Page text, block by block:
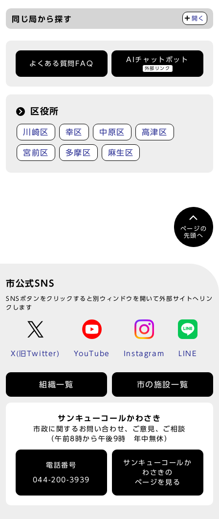
同じ局から探す 開く
よくある質問FAQ
AIチャットボット
外部リンク
区役所
川崎区 幸区 中原区 高津区
宮前区 多摩区 麻生区
ページの
先頭へ
市公式SNS
SNSボタンをクリックすると別ウィンドウを開いて外部サイトへリン
クします
X(旧Twitter) YouTube Instagram LINE
組織一覧 市の施設一覧
サンキューコールかわさき
市政に関するお問い合わせ、ご意見、ご相談
（午前8時から午後9時 年中無休）
電話番号
044-200-3939
サンキューコールか
わさきの
ページを見る